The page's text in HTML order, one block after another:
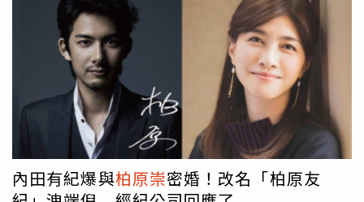
內田有紀爆與柏原崇密婚！改名「柏原友